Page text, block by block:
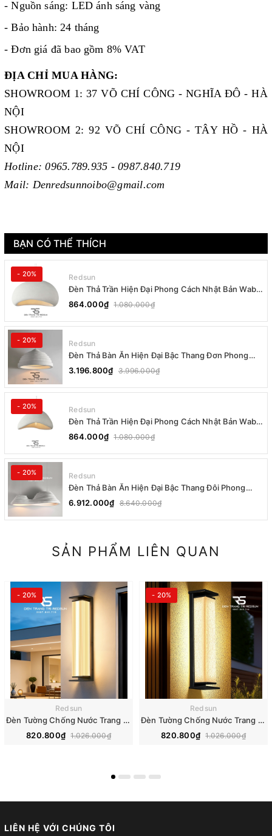
- Nguồn sáng: LED ánh sáng vàng
- Bảo hành: 24 tháng
- Đơn giá đã bao gồm 8% VAT
ĐỊA CHỈ MUA HÀNG:
SHOWROOM 1: 37 VÕ CHÍ CÔNG - NGHĨA ĐÔ - HÀ
NỘI
SHOWROOM 2: 92 VÕ CHÍ CÔNG - TÂY HỒ - HÀ
NỘI
Hotline: 0965.789.935 - 0987.840.719
Mail: Denredsunnoibo@gmail.com
BẠN CÓ THỂ THÍCH
- 20% Redsun
Đèn Thả Trần Hiện Đại Phong Cách Nhật Bản Wabi-
sabi CDT-T036 Dáng B
864.000₫ 1.080.000₫
- 20% Redsun
Đèn Thả Bàn Ăn Hiện Đại Bậc Thang Đơn Phong
Cách Nhật Bản Wabi-sabi DC-T078B
3.196.800₫ 3.996.000₫
- 20% Redsun
Đèn Thả Trần Hiện Đại Phong Cách Nhật Bản Wabi-
sabi CDT-T036 Dáng A
864.000₫ 1.080.000₫
- 20% Redsun
Đèn Thả Bàn Ăn Hiện Đại Bậc Thang Đôi Phong
Cách Nhật Bản Wabi-sabi DC-T078A
6.912.000₫ 8.640.000₫
SẢN PHẨM LIÊN QUAN
- 20%
Redsun
Đèn Tường Chống Nước Trang Trí Ngoài Trời Nhà Hàng, Khách Sạn, Biệt Thự, Sân Vườn DTOD-001
820.800₫ 1.026.000₫
- 20%
Redsun
Đèn Tường Chống Nước Trang Trí Ngoài Trời Nhà Hàng, Khách Sạn, Biệt Thự, Sân Vườn DTOD-002
820.800₫ 1.026.000₫
LIÊN HỆ VỚI CHÚNG TÔI